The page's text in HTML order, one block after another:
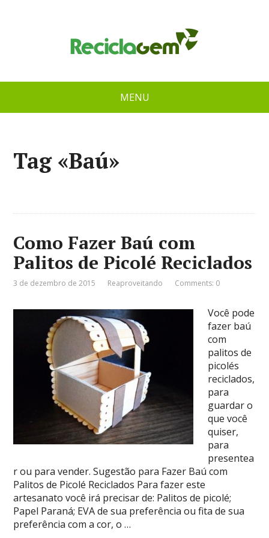
MENU
Tag «Baú»
Como Fazer Baú com
Palitos de Picolé Reciclados
3 de dezembro de 2015 Reaproveitando Comments: 0
Você pode
fazer baú
com
palitos de
picolés
reciclados,
para
guardar o
que você
quiser,
para
presentea
r ou para vender. Sugestão para Fazer Baú com
Palitos de Picolé Reciclados Para fazer este
artesanato você irá precisar de: Palitos de picolé;
Papel Paraná; EVA de sua preferência ou fita de sua
preferência com a cor, o …